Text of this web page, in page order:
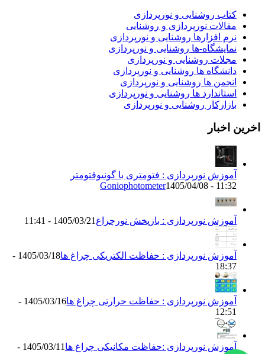
کتاب روشنایی و نورپردازی
مقالات نورپردازی و روشنایی
نرم افزارها روشنایی و نورپردازی
نمایشگاه-ها روشنایی و نورپردازی
مجلات روشنایی و نورپردازی
دانشگاه ها روشنایی و نورپردازی
انجمن ها روشنایی و نورپردازی
استاندارد ها روشنایی و نورپردازی
بازارکار روشنایی و نورپردازی
اخرین اخبار
آموزش نورپردازی : فتومتری با گونیوفتومتر
Goniophotometer1405/04/08 - 11:32
آموزش نورپردازی : بازپخش نورچراغ 1405/03/21 - 11:41
آموزش نورپردازی : حفاظت الکتریکی چراغ ها
1405/03/18 -
18:37
آموزش نورپردازی : حفاظت حرارتی چراغ ها
1405/03/16 -
12:51
آموزش نورپردازی :حفاظت مکانیکی چراغ ها
1405/03/11 -